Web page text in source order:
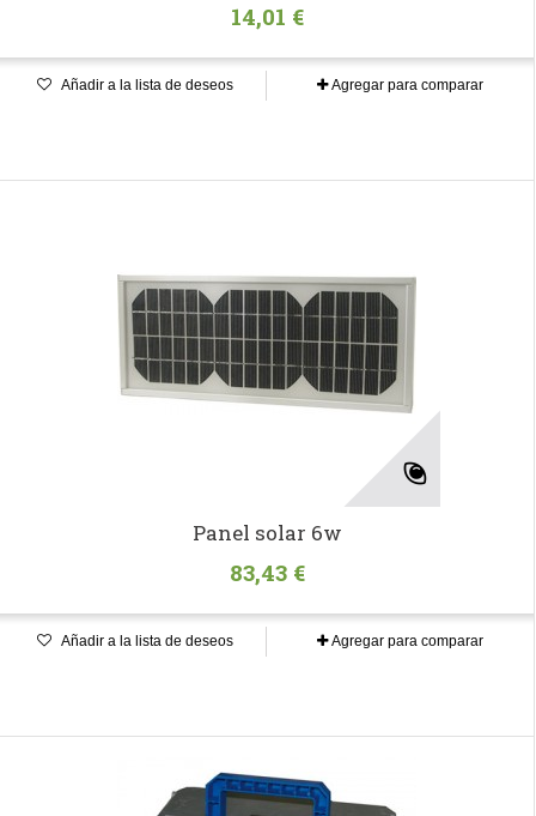
14,01 €
Añadir a la lista de deseos Agregar para comparar
Panel solar 6w
83,43 €
Añadir a la lista de deseos Agregar para comparar